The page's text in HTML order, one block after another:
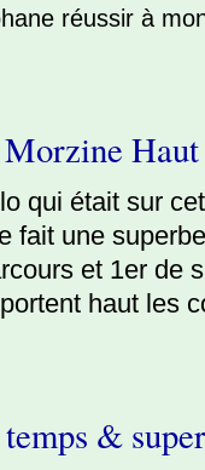
réussir à
qui était sur
fait une
et 1er de
haut les
&